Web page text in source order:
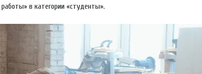
в категории «студенты».